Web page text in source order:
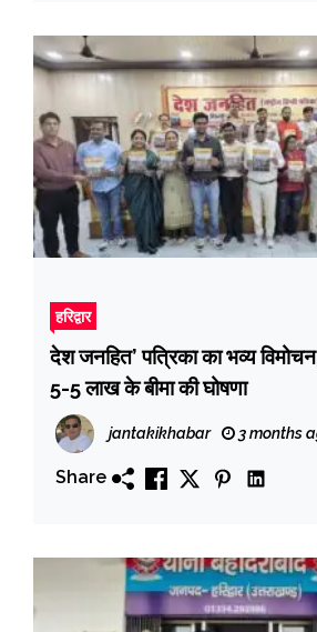
हरिद्वार
देश जनहित’ पत्रिका का भव्य
5-5 लाख के बीमा की घोषणा
jantakikhabar 3 months
Share